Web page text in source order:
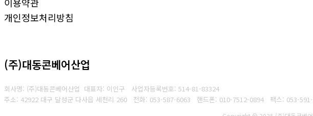
개인정보처리방침
(주)대동콘베어산업
회사명: (주)대동콘베어산업 대표자: 이인구 사업자등록번호: 514-81-83324
주소: 42922 대구 달성군 다사읍 세천리 260 전화: 053-587-6063 핸드폰: 010-7512-0894 팩스: 053-